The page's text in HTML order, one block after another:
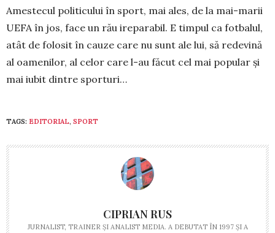
Amestecul politicului în sport, mai ales, de la mai-marii
UEFA în jos, face un rău ireparabil. E timpul ca fotbalul,
atât de folosit în cauze care nu sunt ale lui, să redevină
al oamenilor, al celor care l-au făcut cel mai popular și
mai iubit dintre sporturi…
TAGS: EDITORIAL, SPORT
CIPRIAN RUS
JURNALIST, TRAINER ŞI ANALIST MEDIA. A DEBUTAT ÎN 1997 ŞI A